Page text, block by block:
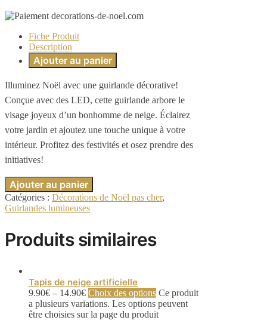
Fiche Produit
Description
Ajouter au panier
Illuminez Noël avec une guirlande décorative!
Conçue avec des LED, cette guirlande arbore le
visage joyeux d’un bonhomme de neige. Éclairez
votre jardin et ajoutez une touche unique à votre
intérieur. Profitez des festivités et osez prendre des
initiatives!
Ajouter au panier
Catégories : Décorations de Noël pas cher,
Guirlandes lumineuses
Produits similaires
Tapis de neige artificielle
9.90€ – 14.90€ Choix des options Ce produit
a plusieurs variations. Les options peuvent
être choisies sur la page du produit